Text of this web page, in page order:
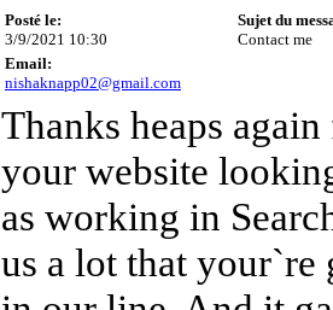
Posté le:
3/9/2021 10:30
Sujet du
Contact me
Email:
nishaknapp02@gmail.com
Thanks heaps
your website
as working in
us a lot that